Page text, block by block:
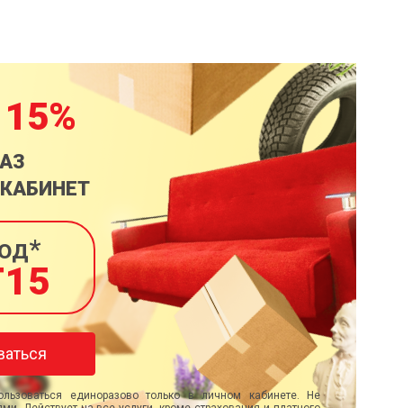
единоразово только в личном кабинете. Не